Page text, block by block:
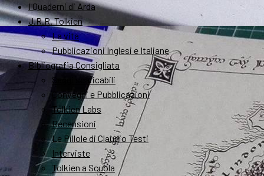
I Quaderni di Arda
J.R.R. Tolkien
La vita
Pubblicazioni Inglesi e Italiane
Bibliografia Consigliata
Saggi scaricabili
Convegni e Pubblicazioni
Tolkien Labs
Recensioni
Le Pillole di Claudio Testi
Interviste
Tolkien a Scuola